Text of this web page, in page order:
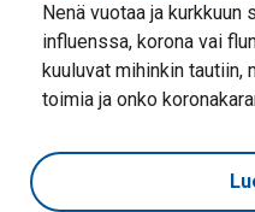
Nenä vuotaa ja
influenssa, korona vai
kuuluvat mihinkin
toimia ja onko